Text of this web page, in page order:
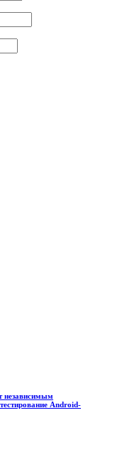
независимым
Android-